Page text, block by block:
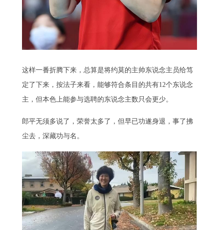
这样一番折腾下来，总算是将约莫的主帅东说念主员给笃
定了下来，按法子来看，能够符合条目的共有12个东说念
主，但本色上能参与选聘的东说念主数只会更少。
郎平无须多说了，荣誉太多了，但早已功遂身退，事了拂
尘去，深藏功与名。